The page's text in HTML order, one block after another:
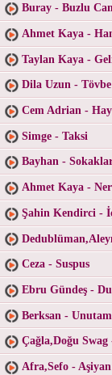
Buray - Buzlu
Ahmet Kaya -
Taylan Kaya -
Dila Uzun - Tövbe
Cem Adrian -
Simge - Taksi
Bayhan -
Ahmet Kaya -
Şahin Kendirci -
Ceza - Suspus
Ebru Gündeş -
Berksan -
Çağla,Doğu
Afra,Sefo - Aşiyan